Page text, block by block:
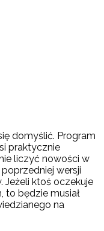
domyślić. Program
praktycznie
liczyć nowości w
wersji
Jeżeli ktoś oczekuje
to będzie musiał
na